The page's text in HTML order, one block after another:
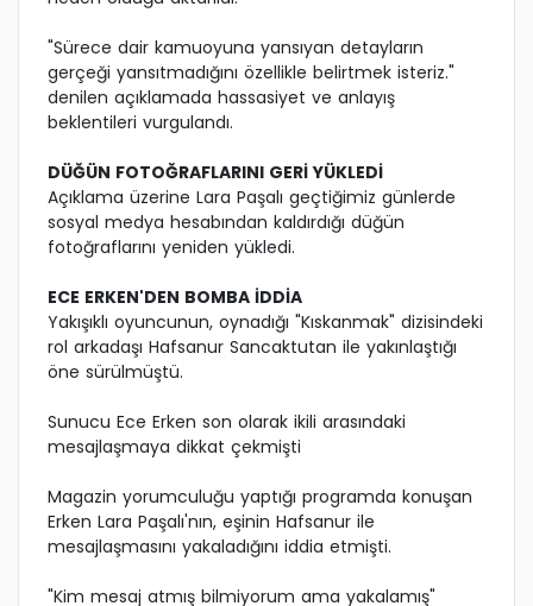
"Sürece dair kamuoyuna yansıyan detayların
gerçeği yansıtmadığını özellikle belirtmek isteriz."
denilen açıklamada hassasiyet ve anlayış
beklentileri vurgulandı.
DÜĞÜN FOTOĞRAFLARINI GERİ YÜKLEDİ
Açıklama üzerine Lara Paşalı geçtiğimiz günlerde
sosyal medya hesabından kaldırdığı düğün
fotoğraflarını yeniden yükledi.
ECE ERKEN'DEN BOMBA İDDİA
Yakışıklı oyuncunun, oynadığı "Kıskanmak" dizisindeki
rol arkadaşı Hafsanur Sancaktutan ile yakınlaştığı
öne sürülmüştü.
Sunucu Ece Erken son olarak ikili arasındaki
mesajlaşmaya dikkat çekmişti
Magazin yorumculuğu yaptığı programda konuşan
Erken Lara Paşalı'nın, eşinin Hafsanur ile
mesajlaşmasını yakaladığını iddia etmişti.
"Kim mesaj atmış bilmiyorum ama yakalamış"